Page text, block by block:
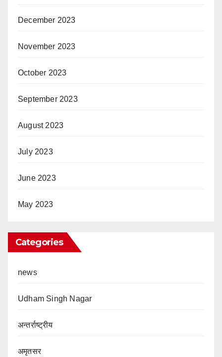
December 2023
November 2023
October 2023
September 2023
August 2023
July 2023
June 2023
May 2023
Categories
news
Udham Singh Nagar
अन्तर्राष्ट्रीय
अमृतसर